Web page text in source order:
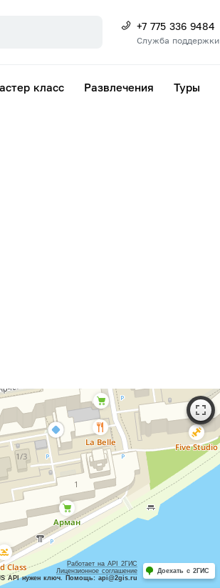
+7 775 336 9484
Служба поддержки
класс Развлечения Туры
Работает на API 2ГИС
Лицензионное соглашение
API нужен ключ. Помощь: api@2gis.ru
Доехать с 2ГИС